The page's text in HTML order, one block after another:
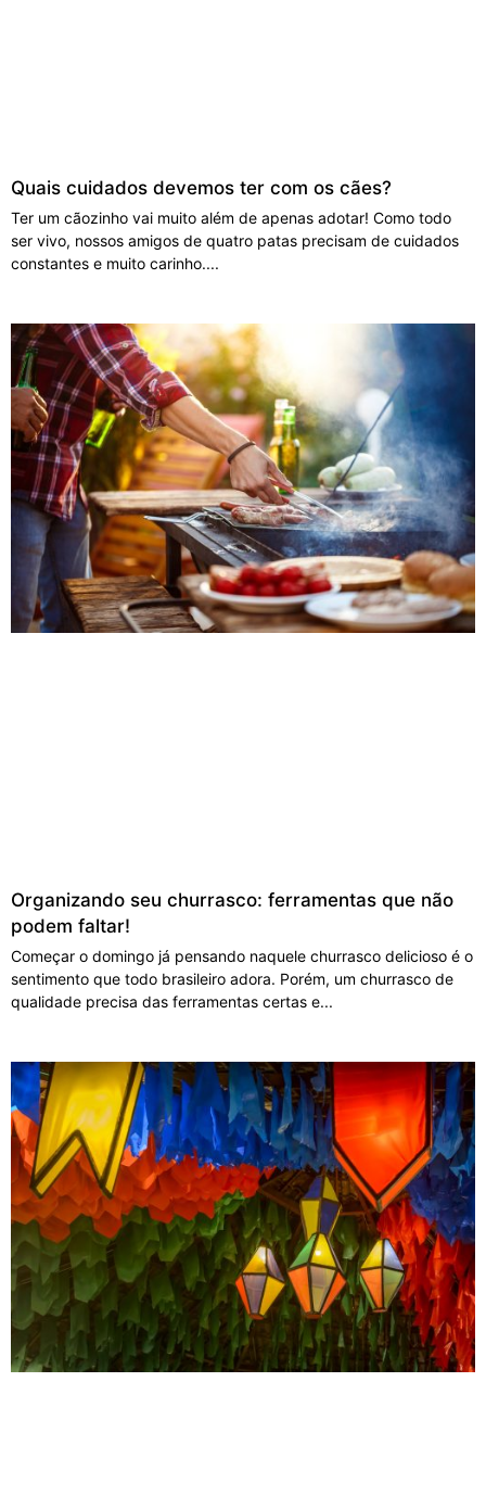
Quais cuidados devemos ter com os cães?
Ter um cãozinho vai muito além de apenas adotar! Como todo
ser vivo, nossos amigos de quatro patas precisam de cuidados
constantes e muito carinho.
Organizando seu churrasco: ferramentas que não
podem faltar!
Começar o domingo já pensando naquele churrasco delicioso é o
sentimento que todo brasileiro adora. Porém, um churrasco de
qualidade precisa das ferramentas certas e